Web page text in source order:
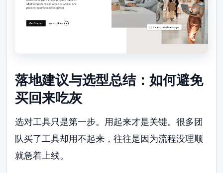
落地建议与选型总结：如何避免
买回来吃灰
选对工具只是第一步。用起来才是关键。很多团
队买了工具却用不起来，往往是因为流程没理顺
就急着上线。